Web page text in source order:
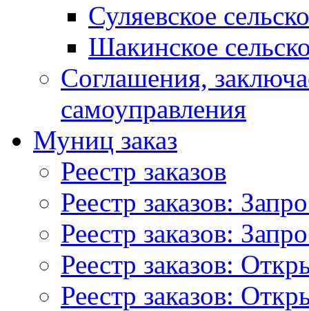
Суляевское
Шакинское
Соглашения,
самоуправления
Муниц заказ
Реестр заказов
Реестр заказов:
Реестр заказов:
Реестр заказов:
Реестр заказов: